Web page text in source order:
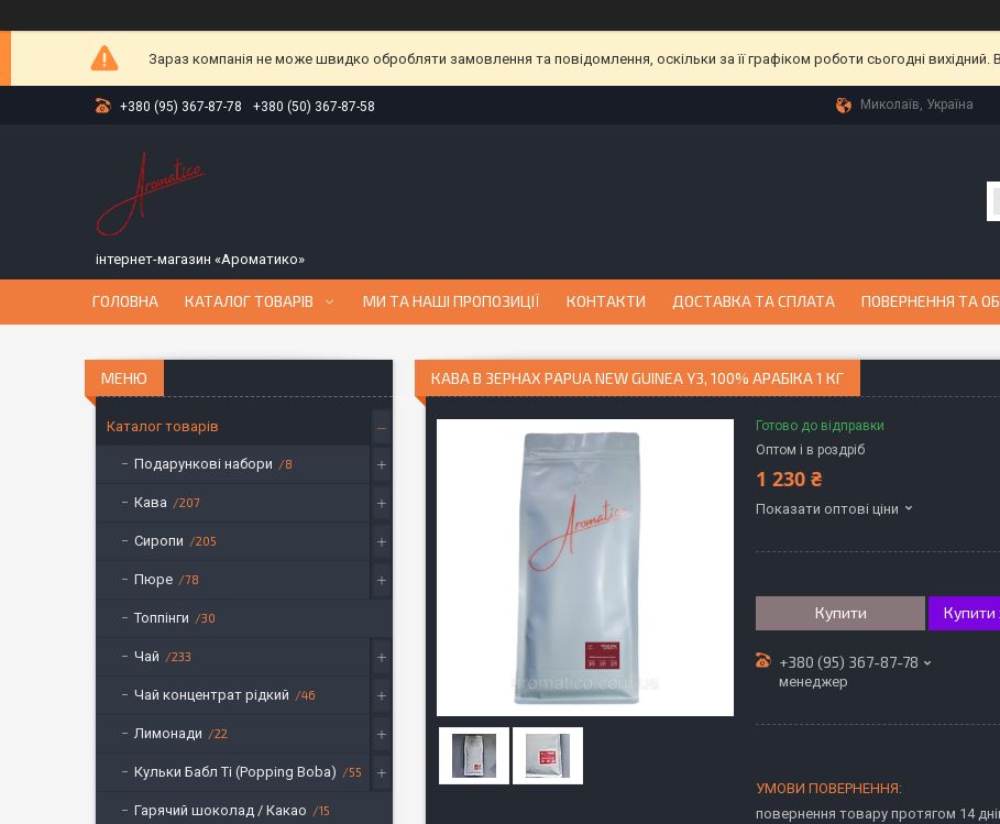
Зараз компанія не може швидко обробляти замовлення та повідомлення, оскільки за її графіком роботи сьогодні
+380 (95) 367-87-78 +380 (50) 367-87-58 Миколаїв, Україна
інтернет-магазин «Ароматико»
ГОЛОВНА КАТАЛОГ ТОВАРІВ МИ ТА НАШІ ПРОПОЗИЦІЇ КОНТАКТИ ДОСТАВКА ТА СПЛАТА ПОВЕРНЕННЯ ТА
КАВА В ЗЕРНАХ PAPUA NEW GUINEA Y3, 100% АРАБІКА 1 КГ
Готово до відправки
Оптом і в роздріб
1 230 ₴
Показати оптові ціни
Купити Купити
+380 (95) 367-87-78
менеджер
повернення товару протягом 14
Каталог товарів
Подарункові набори 8
Кава 207
Сиропи 205
Пюре 78
Топпінги 30
Чай 233
Чай концентрат рідкий 46
Лимонади 22
Кульки Бабл Ті (Popping Boba) 55
Гарячий шоколад / Какао 15